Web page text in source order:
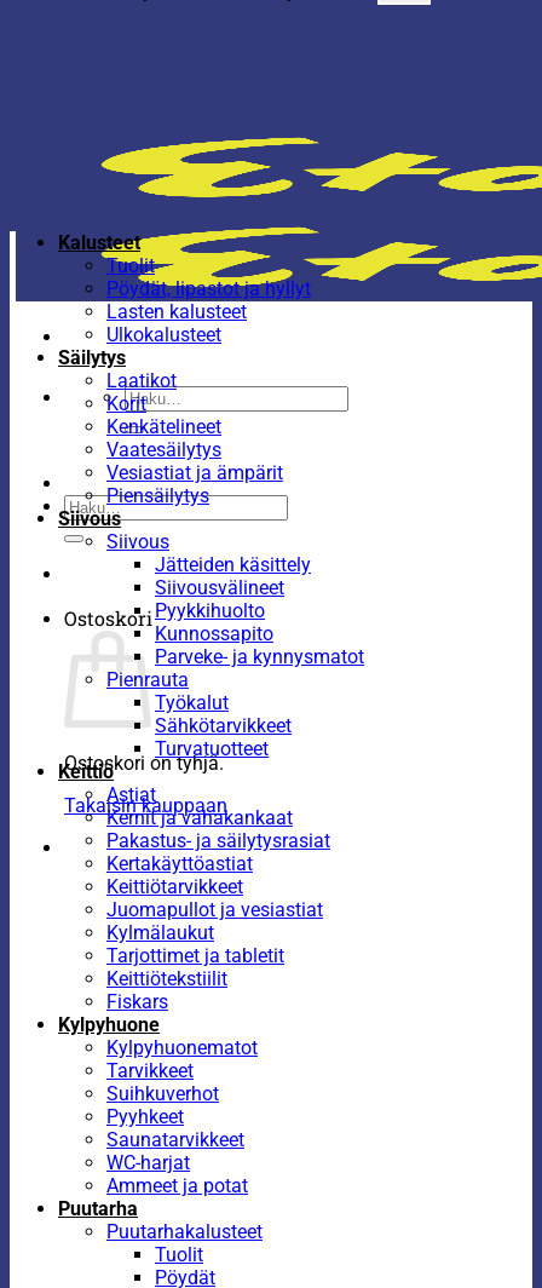
Etsi:
Etsi:
Ostoskori
Ostoskori on tyhjä.
Takaisin kauppaan
Kalusteet
Tuolit
Pöydät, lipastot ja hyllyt
Lasten kalusteet
Ulkokalusteet
Säilytys
Laatikot
Korit
Kenkätelineet
Vaatesäilytys
Vesiastiat ja ämpärit
Piensäilytys
Siivous
Siivous
Jätteiden käsittely
Siivousvälineet
Pyykkihuolto
Kunnossapito
Parveke- ja kynnysmatot
Pienrauta
Työkalut
Sähkötarvikkeet
Turvatuotteet
Keittiö
Astiat
Kernit ja vahakankaat
Pakastus- ja säilytysrasiat
Kertakäyttöastiat
Keittiötarvikkeet
Juomapullot ja vesiastiat
Kylmälaukut
Tarjottimet ja tabletit
Keittiötekstiilit
Fiskars
Kylpyhuone
Kylpyhuonematot
Tarvikkeet
Suihkuverhot
Pyyhkeet
Saunatarvikkeet
WC-harjat
Ammeet ja potat
Puutarha
Puutarhakalusteet
Tuolit
Pöydät